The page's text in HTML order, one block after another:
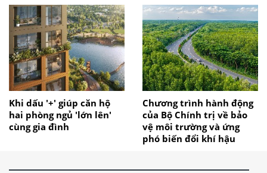
Khi dấu '+' giúp căn hộ
hai phòng ngủ 'lớn lên'
cùng gia đình
Chương trình hành động
của Bộ Chính trị về bảo
vệ môi trường và ứng
phó biến đổi khí hậu